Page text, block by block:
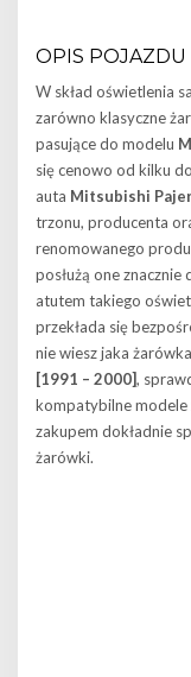
OPIS POJAZDU
W skład oświetlenia
zarówno klasyczne
pasujące do modelu
się cenowo od kilku
auta Mitsubishi
trzonu, producenta
renomowanego
posłużą one znacznie
atutem takiego
przekłada się
nie wiesz jaka
[1991 – 2000],
kompatybilne modele
zakupem dokładnie
żarówki.